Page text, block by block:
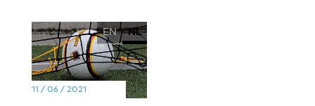
EN NL
11 / 06 / 2021